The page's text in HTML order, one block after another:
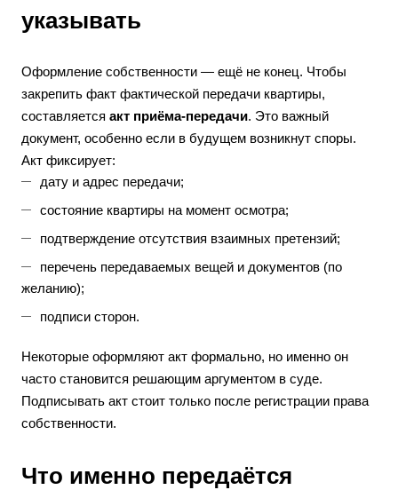
указывать
Оформление собственности — ещё не конец. Чтобы
закрепить факт фактической передачи квартиры,
составляется акт приёма-передачи. Это важный
документ, особенно если в будущем возникнут споры.
Акт фиксирует:
дату и адрес передачи;
состояние квартиры на момент осмотра;
подтверждение отсутствия взаимных претензий;
перечень передаваемых вещей и документов (по
желанию);
подписи сторон.
Некоторые оформляют акт формально, но именно он
часто становится решающим аргументом в суде.
Подписывать акт стоит только после регистрации права
собственности.
Что именно передаётся